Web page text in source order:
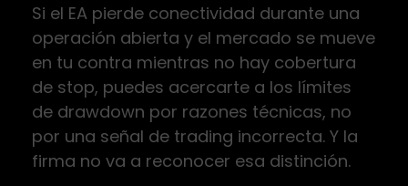
Si el EA pierde conectividad durante una
operación abierta y el mercado se mueve
en tu contra mientras no hay cobertura
de stop, puedes acercarte a los límites
de drawdown por razones técnicas, no
por una señal de trading incorrecta. Y la
firma no va a reconocer esa distinción.